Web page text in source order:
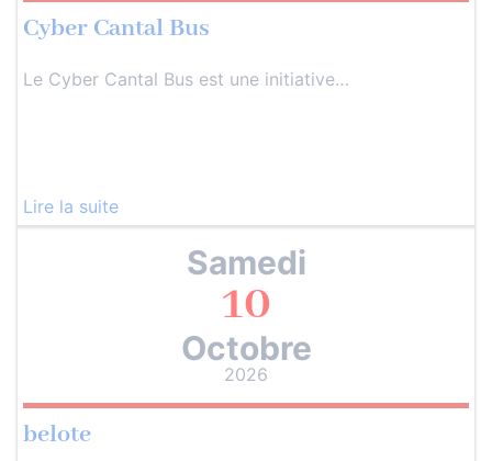
Cyber Cantal Bus
Le Cyber Cantal Bus est une initiative…
Lire la suite
Samedi
10
Octobre
2026
belote